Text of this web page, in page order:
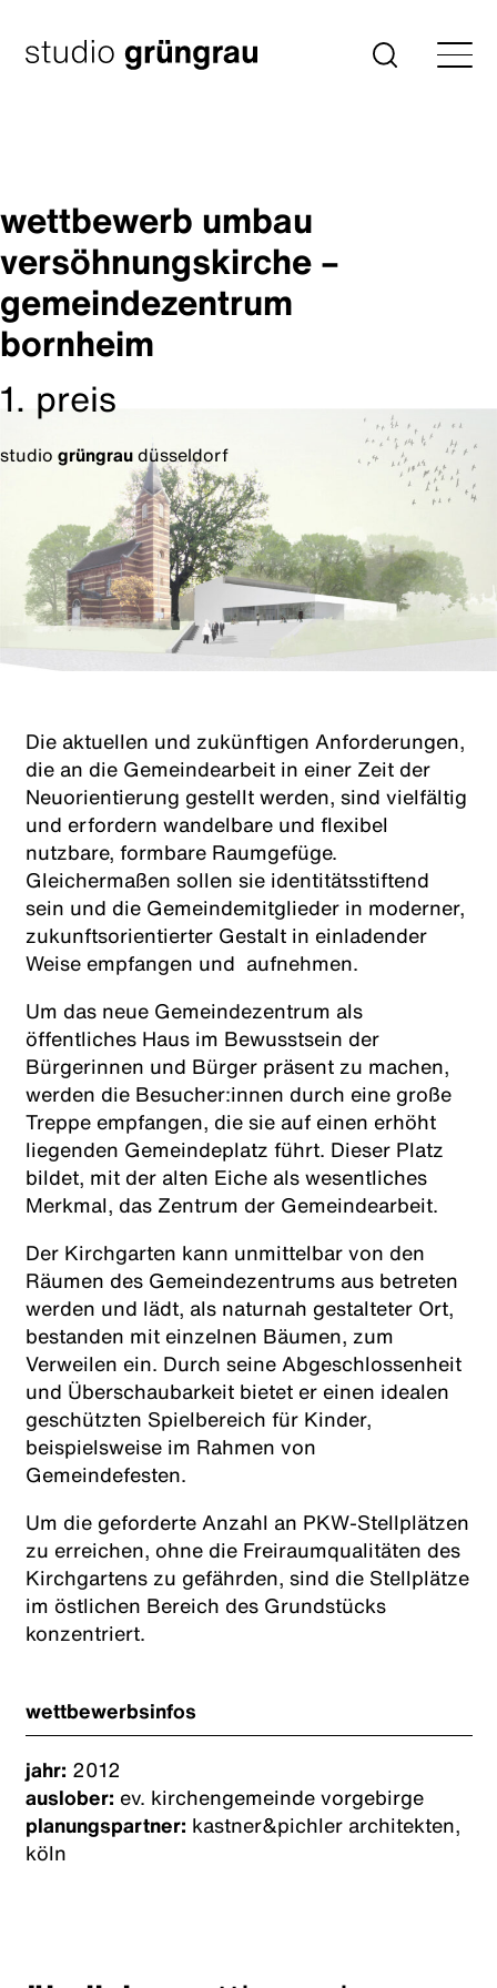
Inhalt
springen
Startseite Suche
wettbewerb umbau
versöhnungskirche –
gemeindezentrum
bornheim
1. preis
studio grüngraudüsseldorf
Die aktuellen und zukünftigen Anforderungen,
die an die Gemeindearbeit in einer Zeit der
Neuorientierung gestellt werden, sind vielfältig
und erfordern wandelbare und flexibel
nutzbare, formbare Raumgefüge.
Gleichermaßen sollen sie identitätsstiftend
sein und die Gemeindemitglieder in moderner,
zukunftsorientierter Gestalt in einladender
Weise empfangen und aufnehmen.
Um das neue Gemeindezentrum als
öffentliches Haus im Bewusstsein der
Bürgerinnen und Bürger präsent zu machen,
werden die Besucher:innen durch eine große
Treppe empfangen, die sie auf einen erhöht
liegenden Gemeindeplatz führt. Dieser Platz
bildet, mit der alten Eiche als wesentliches
Merkmal, das Zentrum der Gemeindearbeit.
Der Kirchgarten kann unmittelbar von den
Räumen des Gemeindezentrums aus betreten
werden und lädt, als naturnah gestalteter Ort,
bestanden mit einzelnen Bäumen, zum
Verweilen ein. Durch seine Abgeschlossenheit
und Überschaubarkeit bietet er einen idealen
geschützten Spielbereich für Kinder,
beispielsweise im Rahmen von
Gemeindefesten.
Um die geforderte Anzahl an PKW-Stellplätzen
zu erreichen, ohne die Freiraumqualitäten des
Kirchgartens zu gefährden, sind die Stellplätze
im östlichen Bereich des Grundstücks
konzentriert.
wettbewerbsinfos
jahr: 2012
auslober: ev. kirchengemeinde vorgebirge
planungspartner: kastner&pichler architekten,
köln